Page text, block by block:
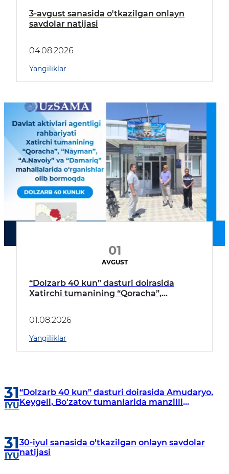
3-avgust sanasida o'tkazilgan onlayn
savdolar natijasi
04.08.2026
Yangiliklar
01
AVGUST
“Dolzarb 40 kun” dasturi doirasida
Xatirchi tumanining “Qoracha”,
borildi
01.08.2026
Yangiliklar
31
IYU
“Dolzarb 40 kun” dasturi doirasida Amudaryo,
Keygeli, Bo'zatov tumanlarida manzilli
31
IYU
30-iyul sanasida o'tkazilgan onlayn savdolar
natijasi